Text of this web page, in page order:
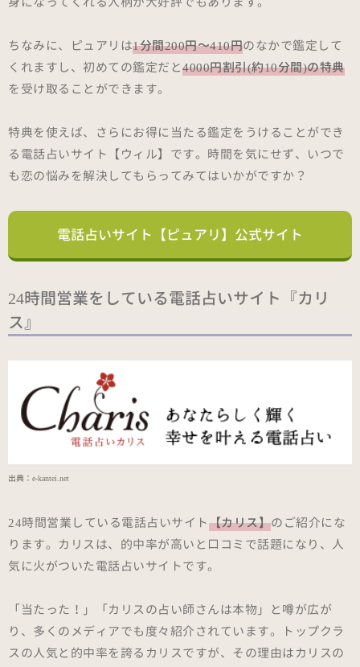
ちなみに、ピュアリは1分間200円～410円のなかで鑑定して
くれますし、初めての鑑定だと4000円割引(約10分間)の特典
を受け取ることができます。
特典を使えば、さらにお得に当たる鑑定をうけることができ
る電話占いサイト【ウィル】です。時間を気にせず、いつで
も恋の悩みを解決してもらってみてはいかがですか？
電話占いサイト【ピュアリ】公式サイト
24時間営業をしている電話占いサイト『カリ
ス』
出典： e-kantei.net
24時間営業している電話占いサイト【カリス】のご紹介にな
ります。カリスは、的中率が高いと口コミで話題になり、人
気に火がついた電話占いサイトです。
「当たった！」「カリスの占い師さんは本物」と噂が広が
り、多くのメディアでも度々紹介されています。トップクラ
スの人気と的中率を誇るカリスですが、その理由はカリスの